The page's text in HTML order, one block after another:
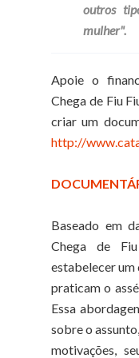
outros
mulher".
Apoie o
Chega de Fiu
criar um
http://
Baseado em
Chega de
estabelecer um
praticam o
Essa
sobre o
motivações,